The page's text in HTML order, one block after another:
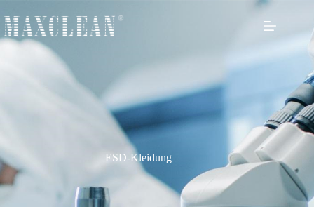
ESD-Kleidung